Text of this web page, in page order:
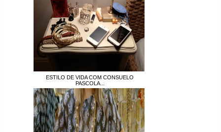
ESTILO DE VIDA COM CONSUELO
PASCOLA...